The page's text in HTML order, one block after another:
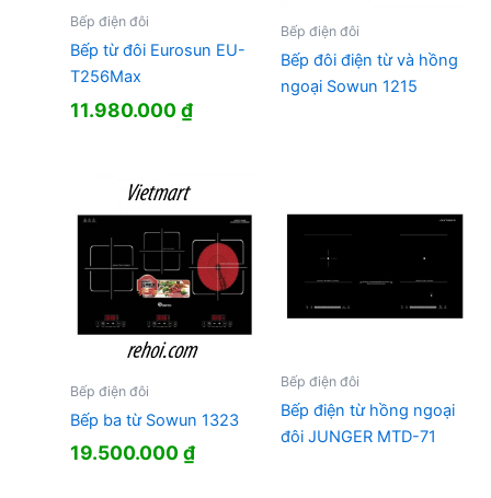
Bếp điện đôi
Bếp từ đôi Eurosun EU-
T256Max
11.980.000₫
Bếp điện đôi
Bếp đôi điện từ và hồng
ngoại Sowun 1215
Bếp điện đôi
Bếp ba từ Sowun 1323
19.500.000₫
Bếp điện đôi
Bếp điện từ hồng ngoại
đôi JUNGER MTD-71